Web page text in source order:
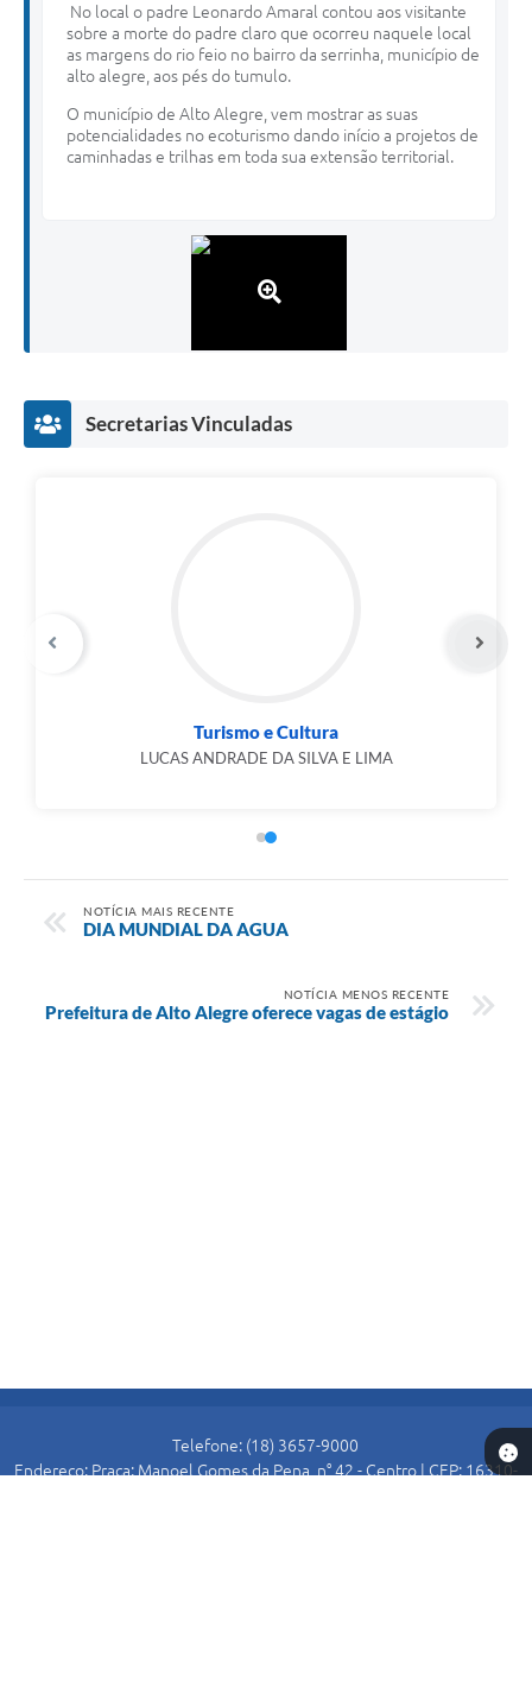
No local o padre Leonardo Amaral contou aos visitante
sobre a morte do padre claro que ocorreu naquele local
as margens do rio feio no bairro da serrinha, município de
alto alegre, aos pés do tumulo.
O município de Alto Alegre, vem mostrar as suas
potencialidades no ecoturismo dando início a projetos de
caminhadas e trilhas em toda sua extensão territorial.
Secretarias Vinculadas
Turismo e Cultura
LUCAS ANDRADE DA SILVA E LIMA
NOTÍCIA MAIS RECENTE
DIA MUNDIAL DA AGUA
NOTÍCIA MENOS RECENTE
Prefeitura de Alto Alegre oferece vagas de estágio
Telefone: (18) 3657-9000
Endereço: Praça: Manoel Gomes da Pena, n° 42 - Centro | CEP: 16310-